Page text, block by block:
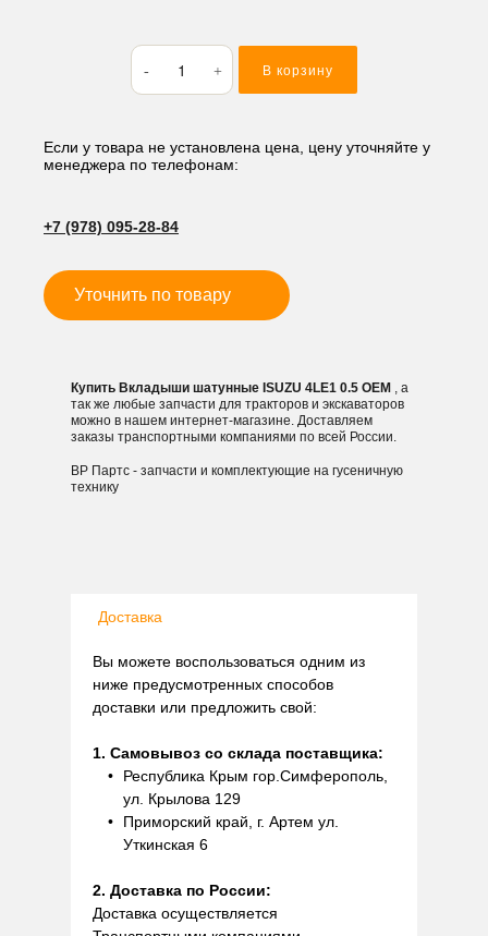
Количество
товара
Вкладыши
ISUZU
4LE1
В корзину
Если у товара не установлена цена, цену уточняйте у
менеджера по телефонам:
+7 (978) 095-28-84
Уточнить по товару
Купить Вкладыши шатунные ISUZU 4LE1 0.5 OEM , а
так же любые запчасти для тракторов и экскаваторов
можно в нашем интернет-магазине. Доставляем
заказы транспортными компаниями по всей России.
ВР Партс - запчасти и комплектующие на гусеничную
технику
Доставка
Вы можете воспользоваться одним из
ниже предусмотренных способов
доставки или предложить свой:
1. Самовывоз со склада поставщика:
Республика Крым гор.Симферополь,
ул. Крылова 129
Приморский край, г. Артем ул.
Уткинская 6
2. Доставка по России:
Доставка осуществляется